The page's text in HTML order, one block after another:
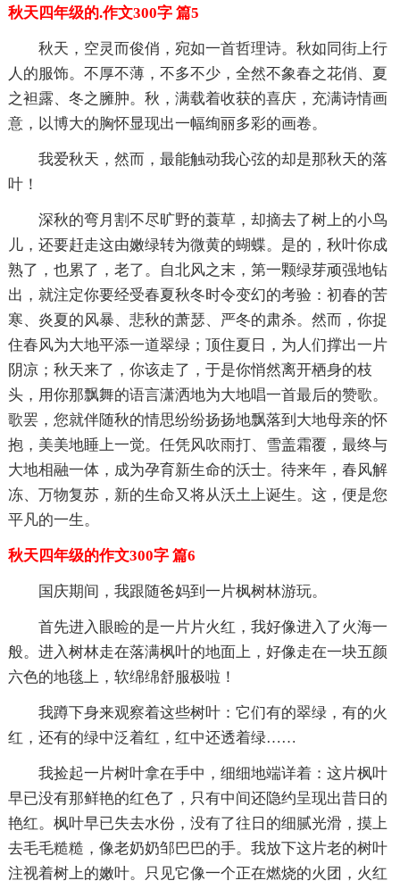
秋天四年级的.作文300字 篇5
秋天，空灵而俊俏，宛如一首哲理诗。秋如同街上行
人的服饰。不厚不薄，不多不少，全然不象春之花俏、夏
之袒露、冬之臃肿。秋，满载着收获的喜庆，充满诗情画
意，以博大的胸怀显现出一幅绚丽多彩的画卷。
我爱秋天，然而，最能触动我心弦的却是那秋天的落
叶！
深秋的弯月割不尽旷野的蓑草，却摘去了树上的小鸟
儿，还要赶走这由嫩绿转为微黄的蝴蝶。是的，秋叶你成
熟了，也累了，老了。自北风之末，第一颗绿芽顽强地钻
出，就注定你要经受春夏秋冬时令变幻的考验：初春的苦
寒、炎夏的风暴、悲秋的萧瑟、严冬的肃杀。然而，你捉
住春风为大地平添一道翠绿；顶住夏日，为人们撑出一片
阴凉；秋天来了，你该走了，于是你悄然离开栖身的枝
头，用你那飘舞的语言潇洒地为大地唱一首最后的赞歌。
歌罢，您就伴随秋的情思纷纷扬扬地飘落到大地母亲的怀
抱，美美地睡上一觉。任凭风吹雨打、雪盖霜覆，最终与
大地相融一体，成为孕育新生命的沃士。待来年，春风解
冻、万物复苏，新的生命又将从沃土上诞生。这，便是您
平凡的一生。
秋天四年级的作文300字 篇6
国庆期间，我跟随爸妈到一片枫树林游玩。
首先进入眼睑的是一片片火红，我好像进入了火海一
般。进入树林走在落满枫叶的地面上，好像走在一块五颜
六色的地毯上，软绵绵舒服极啦！
我蹲下身来观察着这些树叶：它们有的翠绿，有的火
红，还有的绿中泛着红，红中还透着绿……
我捡起一片树叶拿在手中，细细地端详着：这片枫叶
早已没有那鲜艳的红色了，只有中间还隐约呈现出昔日的
艳红。枫叶早已失去水份，没有了往日的细腻光滑，摸上
去毛毛糙糙，像老奶奶邹巴巴的手。我放下这片老的树叶
注视着树上的嫩叶。只见它像一个正在燃烧的火团，火红